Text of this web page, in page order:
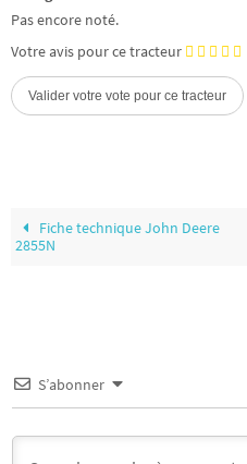
Pas encore noté.
Votre avis pour ce tracteur
Fiche technique John Deere
2855N
S’abonner